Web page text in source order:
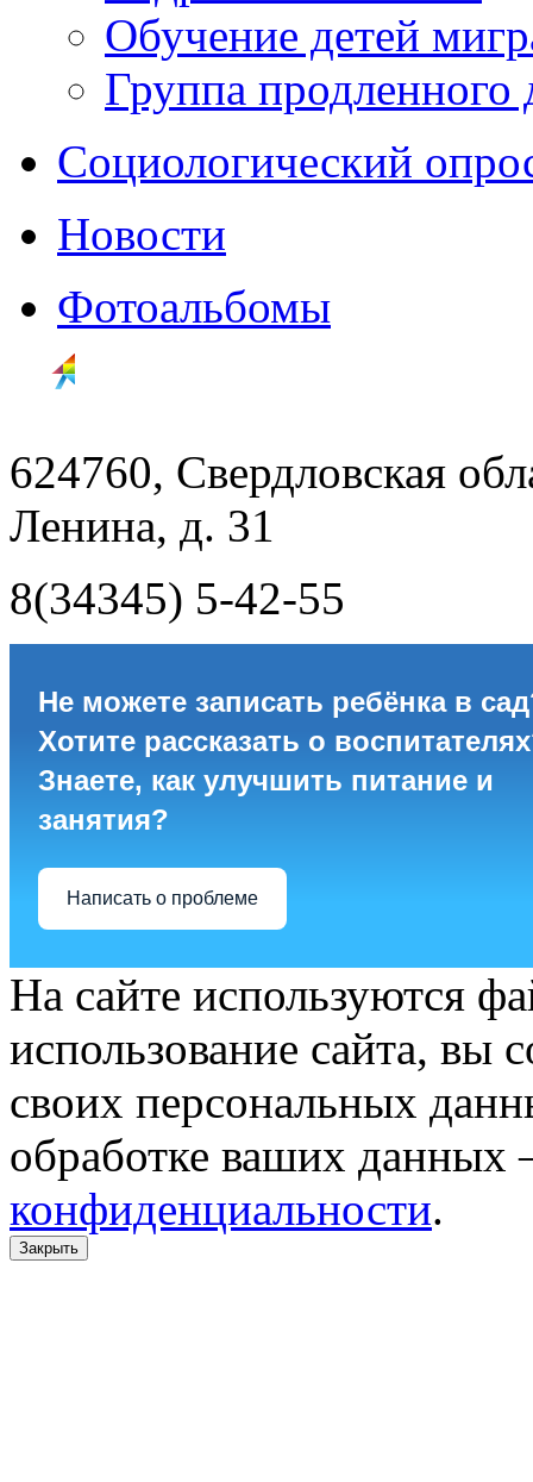
Обучение детей
Группа продленного
Социологический
Новости
Фотоальбомы
624760, Свердловская
Ленина, д. 31
8(34345) 5-42-55
Не можете записать ребёнка в
Хотите рассказать о
Знаете, как улучшить питание и
занятия?
Написать о проблеме
На сайте используются
использование сайта, вы
своих персональных
обработке ваших данных
конфиденциальности.
Закрыть